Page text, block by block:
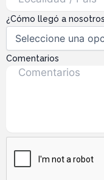
¿Cómo llegó a
Comentarios